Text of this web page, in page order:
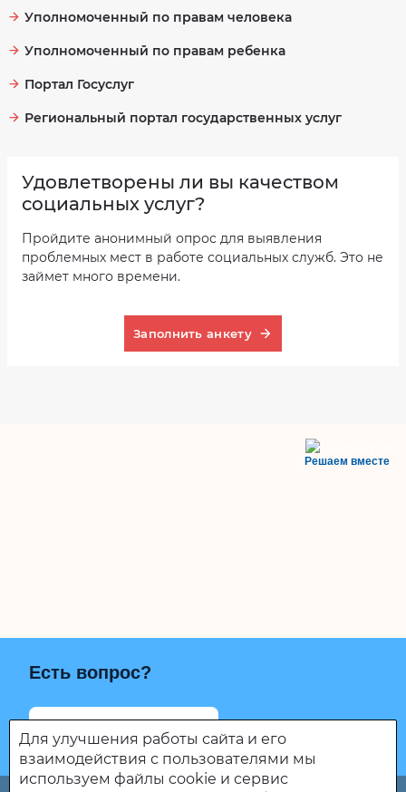
Уполномоченный по правам человека
Уполномоченный по правам ребенка
Портал Госуслуг
Региональный портал государственных услуг
Удовлетворены ли вы качеством
социальных услуг?
Пройдите анонимный опрос для выявления
проблемных мест в работе социальных служб. Это не
займет много времени.
Заполнить анкету
Решаем вместе
Есть вопрос?
Написать о проблеме
Для улучшения работы сайта и его
взаимодействия с пользователями мы
используем файлы cookie и сервис